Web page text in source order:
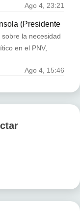
Ago 4, 23:21
(Presidente
la necesidad
en el PNV,
Ago 4, 15:46